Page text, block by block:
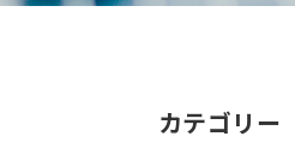
カテゴリー